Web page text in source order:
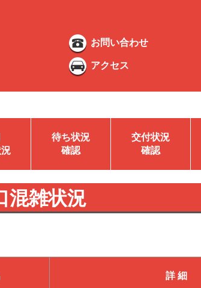
お問い合わせ
アクセス
待ち状況
確認
交付状況
確認
混雑状況
詳 細